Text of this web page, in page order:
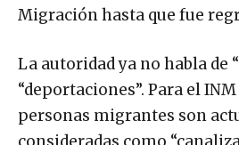
Migración hasta que fue
La autoridad ya no habla de
“deportaciones”. Para el
personas migrantes son